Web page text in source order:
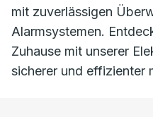
mit zuverlässigen
Alarmsystemen.
Zuhause mit unserer
sicherer und effizienter